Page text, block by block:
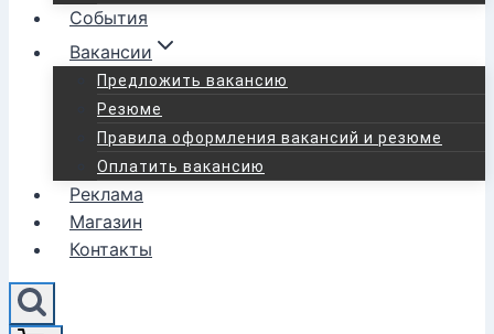
События
Вакансии
Предложить вакансию
Резюме
Правила оформления вакансий и резюме
Оплатить вакансию
Реклама
Магазин
Контакты